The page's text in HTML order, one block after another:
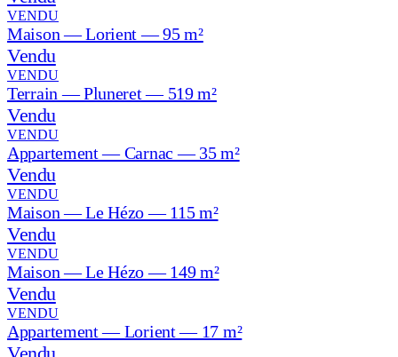
VENDU
Maison — Lorient — 95 m²
Vendu
VENDU
Terrain — Pluneret — 519 m²
Vendu
VENDU
Appartement — Carnac — 35 m²
Vendu
VENDU
Maison — Le Hézo — 115 m²
Vendu
VENDU
Maison — Le Hézo — 149 m²
Vendu
VENDU
Appartement — Lorient — 17 m²